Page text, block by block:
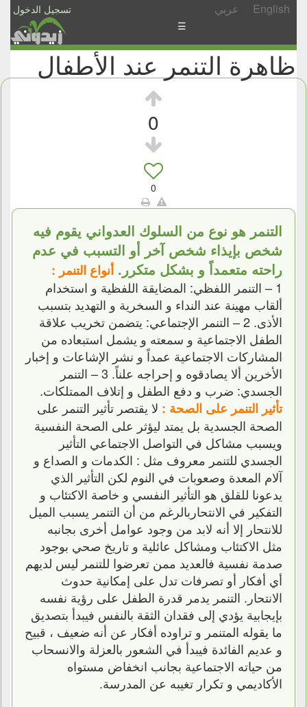
تسجيل الدخول عربي English
الأخبار
الأسئلة
☰
ظاهرة التنمر عند الأطفال
0
0
التنمر هو نوع من السلوك العدواني يقوم فيه
شخص بإيذاء شخص آخر أو التسبب في عدم
راحته متعمداً و بشكل متكرر. أنواع التنمر :
1 – التنمر اللفظي: المضايقة اللفظية و استخدام
ألقاب مهينة عند النداء و السخرية و التهديد بتسبب
الأذى. 2 – التنمر الإجتماعي: يتضمن تخريب علاقة
الطفل الاجتماعية و سمعته و يشمل استبعاده من
المشاركات الاجتماعية عمداً و نشر الإشاعات و إخبار
الأخرين ألا يصادقوه و إحراجه علناً. 3 – التنمر
الجسدي: ضرب و دفع الطفل و إتلاف الممتلكات.
تأثير التنمر على الصحة : لا يقتصر تأثير التنمر على
الصحة الجسدية بل يمتد ليؤثر على الصحة النفسية
ويسبب مشاكل في التواصل الاجتماعي التأثير
الجسدي للتنمر معروف مثل : الكدمات و الصداع و
آلام المعدة وصعوبات في النوم لكن التأثير الذي
يدعونا للقلق هو التأثير النفسي و خاصة الاكتئاب و
التفكير في الانتحاربالرغم من أن التنمر يسبب الميل
للانتحار إلا أنه لابد من وجود عوامل أخرى بجانبه
مثل الاكتئاب ومشاكل عائلية و تاريخ صحي بوجود
صدمة نفسية فالعديد ممن تعرضوا للتنمر ليس لديهم
أي أفكار أو تصرفات تدل على إمكانية حدوث
الانتحار. التنمر يدمر قدرة الطفل على رؤية نفسه
بإيجابية يؤدي إلى فقدان الثقة بالنفس فيبدأ بتصديق
ما يقوله المتنمر و تراوده أفكار عن أنه ضعيف ، قبيح
و عديم الفائدة فيبدأ في الشعور بالعزلة والانسحاب
من حياته الاجتماعية بجانب انخفاض مستواه
الأكاديمي و تكرار تغيبه عن المدرسة.